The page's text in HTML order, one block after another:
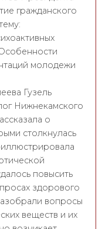
гражданского
молодежи
Гузель
Нижнекамского
о
столкнулась
повысить
здорового
вопросы
веществ и их